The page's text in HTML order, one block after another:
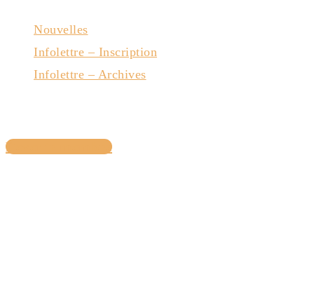
Nouvelles
Infolettre – Inscription
Infolettre – Archives
Devenir membre